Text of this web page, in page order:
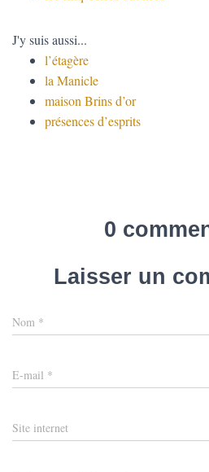
J'y suis aussi...
l’étagère
la Manicle
maison Brins d’or
présences d’esprits
0
Laisser un
Nom *
E-mail *
Site internet